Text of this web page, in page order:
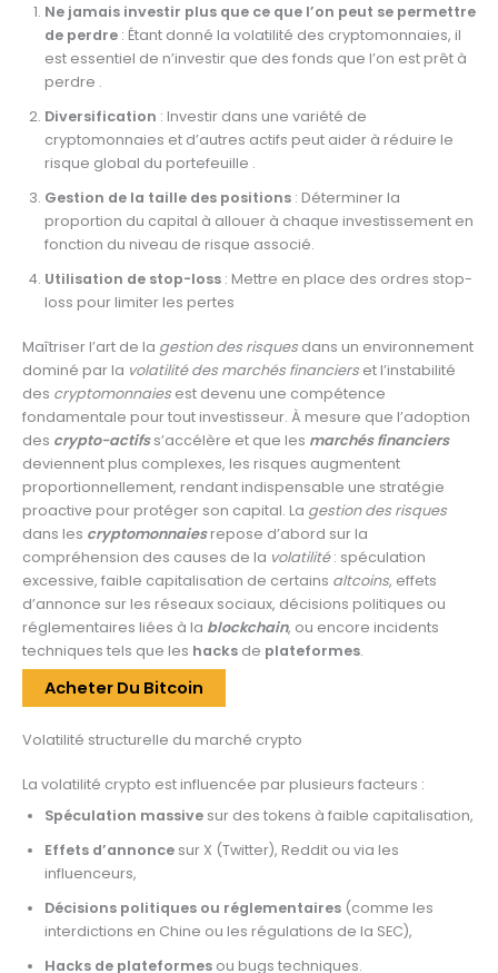
Ne jamais investir plus que ce que l’on peut se permettre
de perdre : Étant donné la volatilité des cryptomonnaies, il
est essentiel de n’investir que des fonds que l’on est prêt à
perdre .
Diversification : Investir dans une variété de
cryptomonnaies et d’autres actifs peut aider à réduire le
risque global du portefeuille .
Gestion de la taille des positions : Déterminer la
proportion du capital à allouer à chaque investissement en
fonction du niveau de risque associé.
Utilisation de stop-loss : Mettre en place des ordres stop-
loss pour limiter les pertes
Maîtriser l’art de la gestion des risques dans un environnement
dominé par la volatilité des marchés financiers et l’instabilité
des cryptomonnaies est devenu une compétence
fondamentale pour tout investisseur. À mesure que l’adoption
des crypto-actifss’accélère et que les marchés financiers
deviennent plus complexes, les risques augmentent
proportionnellement, rendant indispensable une stratégie
proactive pour protéger son capital. La gestion des risques
dans les cryptomonnaiesrepose d’abord sur la
compréhension des causes de la volatilité: spéculation
excessive, faible capitalisation de certains altcoins, effets
d’annonce sur les réseaux sociaux, décisions politiques ou
réglementaires liées à la blockchain, ou encore incidents
techniques tels que les hacks de plateformes.
Acheter Du Bitcoin
Volatilité structurelle du marché crypto
La volatilité crypto est influencée par plusieurs facteurs :
Spéculation massive sur des tokens à faible capitalisation,
Effets d’annonce sur X (Twitter), Reddit ou via les
influenceurs,
Décisions politiques ou réglementaires (comme les
interdictions en Chine ou les régulations de la SEC),
Hacks de plateformes ou bugs techniques.